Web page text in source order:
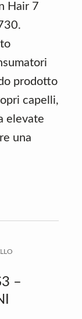
Hair 7
prodotto
capelli,
elevate
una
–